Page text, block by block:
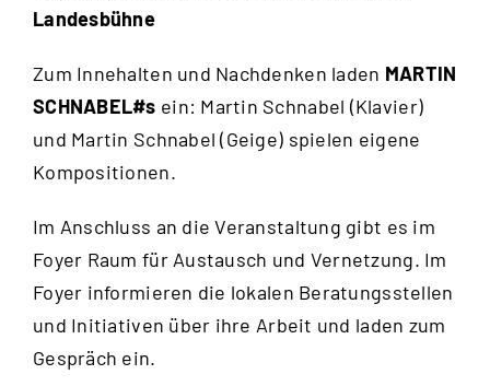
Landesbühne
Zum Innehalten und Nachdenken laden MARTIN
SCHNABEL#s ein: Martin Schnabel (Klavier)
und Martin Schnabel (Geige) spielen eigene
Kompositionen.
Im Anschluss an die Veranstaltung gibt es im
Foyer Raum für Austausch und Vernetzung. Im
Foyer informieren die lokalen Beratungsstellen
und Initiativen über ihre Arbeit und laden zum
Gespräch ein.